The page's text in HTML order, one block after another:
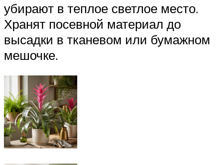
убирают в теплое светлое место.
Хранят посевной материал до
высадки в тканевом или бумажном
мешочке.